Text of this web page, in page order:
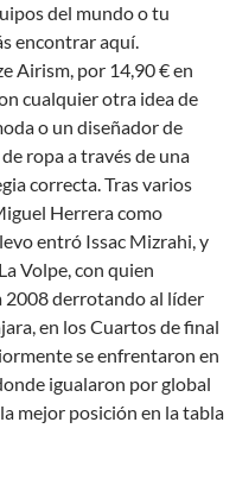
del mundo o tu
encontrar aquí.
Airism, por 14,90 € en
cualquier otra idea de
o un diseñador de
ropa a través de una
correcta. Tras varios
Herrera como
entró Issac Mizrahi, y
Volpe, con quien
2008 derrotando al líder
en los Cuartos de final
se enfrentaron en
igualaron por global
mejor posición en la tabla